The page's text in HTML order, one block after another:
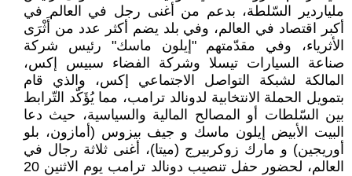
ملياردير السّلطة، بدعم من أغنى رجل في العالم في
أكبر اقتصاد في العالم، وفي بلد يضم أكثر عدد من أَثْرَى
الأثرياء، وفي مقدّمتهم "إيلون ماسك" رئيس شركة
صناعة السيارات تيسلا وشركة الفضاء سبيس إكس،
المالكة لشبكة التواصل الاجتماعي إكس، والذي قام
بتمويل الحملة الانتخابية لدونالد ترامب، مما يُؤَكّد التّرابط
بين السّلطات أو المصالح المالية والسياسية، حيث دعا
البيت الأبيض إيلون ماسك و جيف بيزوس (أمازون، بلو
أوريجين) و مارك زوكربيرج (ميتا)، أغنى ثلاثة رجال في
العالم، لحضور حفل تنصيب دونالد ترامب يوم الاثنين 20